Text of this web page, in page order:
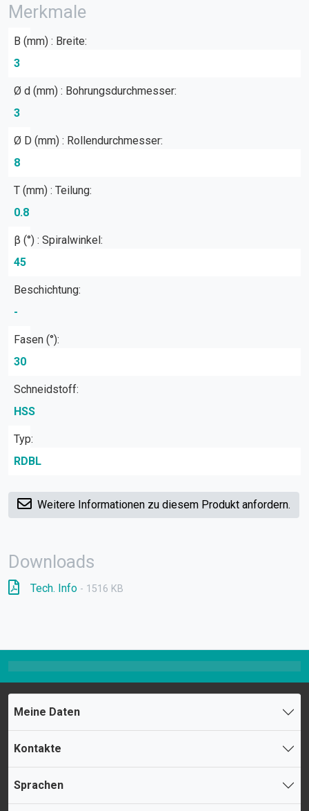
Merkmale
B (mm) : Breite:
3
Ø d (mm) : Bohrungsdurchmesser:
3
Ø D (mm) : Rollendurchmesser:
8
T (mm) : Teilung:
0.8
β (°) : Spiralwinkel:
45
Beschichtung:
-
Fasen (°):
30
Schneidstoff:
HSS
Typ:
RDBL
Weitere Informationen zu diesem Produkt anfordern.
Downloads
Tech. Info - 1516 KB
Meine Daten
Kontakte
Sprachen